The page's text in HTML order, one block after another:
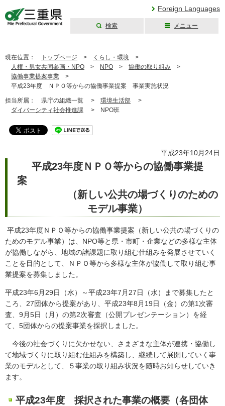
Foreign Languages
検索 メニュー
現在位置： トップページ > くらし・環境 >
人権・男女共同参画・NPO > NPO > 協働の取り組み >
協働事業提案事業 >
平成23年度 ＮＰＯ等からの協働事業提案 事業実施状況
担当所属： 県庁の組織一覧 > 環境生活部 >
ダイバーシティ社会推進課 > NPO班
平成23年10月24日
平成23年度ＮＰＯ等からの協働事業提
案
（新しい公共の場づくりのための
モデル事業）
平成23年度ＮＰＯ等からの協働事業提案（新しい公共の場づくりの
ためのモデル事業）は、NPO等と県・市町・企業などの多様な主体
が協働しながら、地域の諸課題に取り組む仕組みを発展させていく
ことを目的として、ＮＰＯ等から多様な主体が協働して取り組む事
業提案を募集しました。
平成23年6月29日（水）～平成23年7月27日（水）まで募集したと
ころ、27団体から提案があり、平成23年8月19日（金）の第1次審
査、9月5日（月）の第2次審査（公開プレゼンテーション）を経
て、5団体からの提案事業を採択しました。
今後の社会づくりに欠かせない、さまざまな主体が連携・協働し
て地域づくりに取り組む仕組みを構築し、継続して展開していく事
業のモデルとして、５事業の取り組み状況を随時お知らせしていき
ます。
平成23年度 採択された事業の概要（各団体